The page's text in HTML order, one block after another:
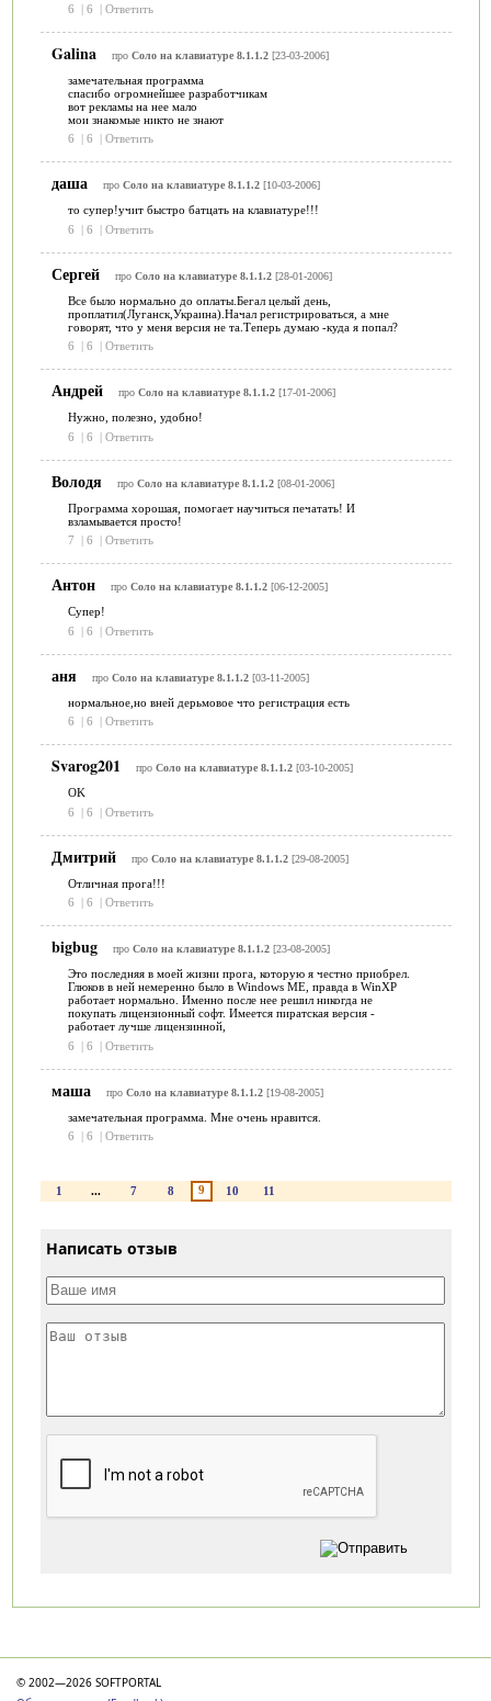
6
| 6 | Ответить
Galina про Соло на клавиатуре 8.1.1.2[23-03-2006]
замечательная программа
спасибо огромнейшее разработчикам
вот рекламы на нее мало
мои знакомые никто не знают
6
| 6 | Ответить
даша про Соло на клавиатуре 8.1.1.2[10-03-2006]
то супер!учит быстро батцать на клавиатуре!!!
6
| 6 | Ответить
Сергей про Соло на клавиатуре 8.1.1.2[28-01-2006]
Все было нормально до оплаты.Бегал целый день,
проплатил(Луганск,Украина).Начал регистрироваться, а мне
говорят, что у меня версия не та.Теперь думаю -куда я попал?
6
| 6 | Ответить
Андрей про Соло на клавиатуре 8.1.1.2[17-01-2006]
Нужно, полезно, удобно!
6
| 6 | Ответить
Володя про Соло на клавиатуре 8.1.1.2[08-01-2006]
Программа хорошая, помогает научиться печатать! И
взламывается просто!
7
| 6 | Ответить
Антон про Соло на клавиатуре 8.1.1.2[06-12-2005]
Супер!
6
| 6 | Ответить
аня про Соло на клавиатуре 8.1.1.2[03-11-2005]
нормальное,но вней дерьмовое что регистрация есть
6
| 6 | Ответить
Svarog201 про Соло на клавиатуре 8.1.1.2[03-10-2005]
OK
6
| 6 | Ответить
Дмитрий про Соло на клавиатуре 8.1.1.2[29-08-2005]
Отличная прога!!!
6
| 6 | Ответить
bigbug про Соло на клавиатуре 8.1.1.2[23-08-2005]
Это последняя в моей жизни прога, которую я честно приобрел.
Глюков в ней немеренно было в Windows ME, правда в WinXP
работает нормально. Именно после нее решил никогда не
покупать лицензионный софт. Имеется пиратская версия -
работает лучше лицензинной,
6
| 6 | Ответить
маша про Соло на клавиатуре 8.1.1.2[19-08-2005]
замечательная программа. Мне очень нравится.
6
| 6 | Ответить
1 ... 7 8 9 10 11
Написать отзыв
© 2002—2026 SOFTPORTAL